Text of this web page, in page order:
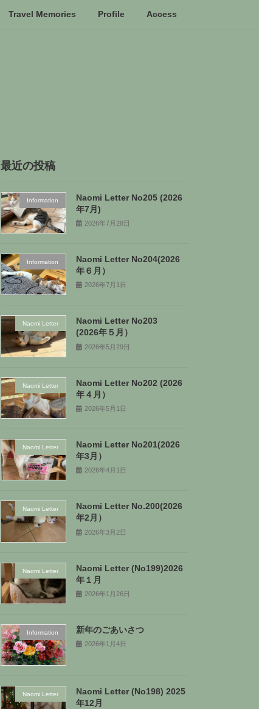
Travel Memories Profile Access
最近の投稿
Information
Naomi Letter No205 (2026
年7月)
2026年7月28日
Information
Naomi Letter No204(2026
年６月）
2026年7月1日
Naomi Letter
Naomi Letter No203
(2026年５月）
2026年5月29日
Naomi Letter
Naomi Letter No202 (2026
年４月）
2026年5月1日
Naomi Letter
Naomi Letter No201(2026
年3月）
2026年4月1日
Naomi Letter
Naomi Letter No.200(2026
年2月）
2026年3月2日
Naomi Letter
Naomi Letter (No199)2026
年１月
2026年1月26日
Information 新年のごあいさつ
2026年1月4日
Naomi Letter
Naomi Letter (No198) 2025
年12月